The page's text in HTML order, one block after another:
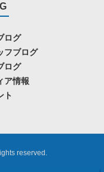
ログ
フブログ
ログ
ア情報
ト
reserved.